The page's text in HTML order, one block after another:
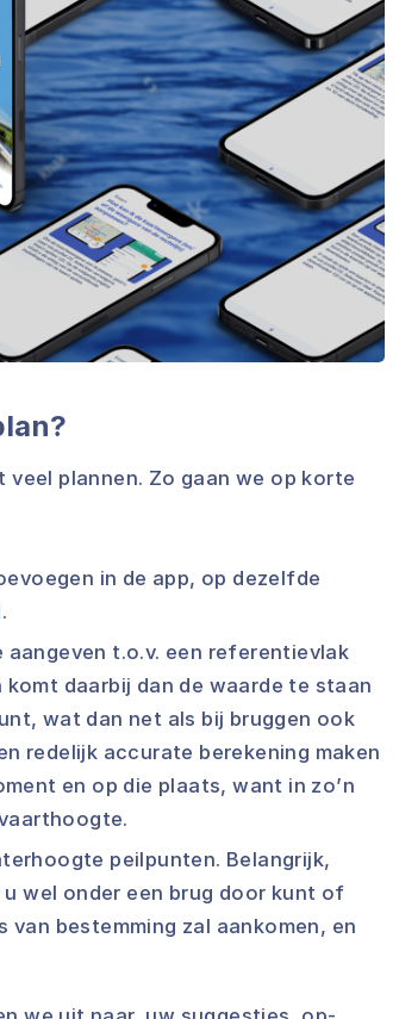
veel plannen. Zo gaan we op korte
in de app, op dezelfde
t.o.v. een referentievlak
daarbij dan de waarde te staan
wat dan net als bij bruggen ook
redelijk accurate berekening maken
en op die plaats, want in zo’n
peilpunten. Belangrijk,
wel onder een brug door kunt of
bestemming zal aankomen, en